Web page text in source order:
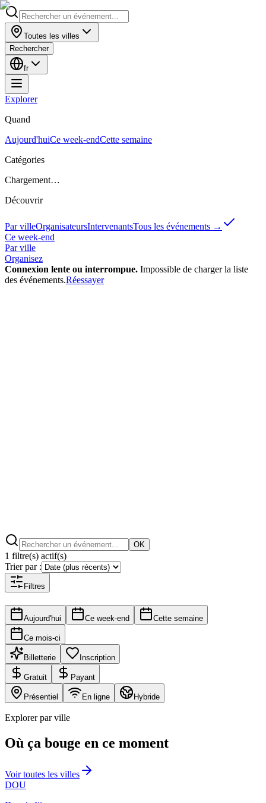
Toutes les villes
Rechercher
fr
Explorer
Quand
Aujourd'huiCe week-endCette semaine
Catégories
Chargement…
Découvrir
Par villeOrganisateursIntervenantsTous les événements →
Ce week-end
Par ville
Organisez
Connexion lente ou interrompue. Impossible de charger la liste
des événements.Réessayer
OK
1 filtre(s) actif(s)
Trier par :
Filtres
Aujourd'hui Ce week-end Cette semaine
Ce mois-ci
Billetterie Inscription
Gratuit Payant
Présentiel En ligne Hybride
Explorer par ville
Où ça bouge en ce moment
Voir toutes les villes
DOU